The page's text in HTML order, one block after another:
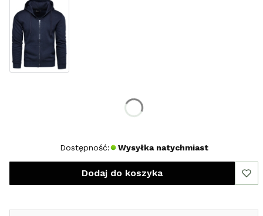
Dostępność: Wysyłka natychmiast
Dodaj do koszyka